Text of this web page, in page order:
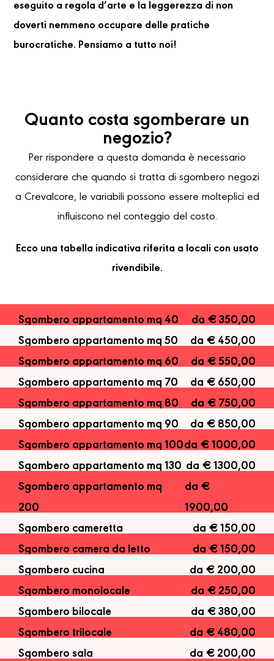
eseguito a regola d’arte e la leggerezza di non
doverti nemmeno occupare delle pratiche
burocratiche. Pensiamo a tutto noi!
Quanto costa sgomberare un
negozio?
Per rispondere a questa domanda è necessario
considerare che quando si tratta di sgombero negozi
a Crevalcore, le variabili possono essere molteplici ed
influiscono nel conteggio del costo.
Ecco una tabella indicativa riferita a locali con usato
rivendibile.
Sgombero appartamento mq 40
da € 350,00
Sgombero appartamento mq 50
da € 450,00
Sgombero appartamento mq 60
da € 550,00
Sgombero appartamento mq 70
da € 650,00
Sgombero appartamento mq 80
da € 750,00
Sgombero appartamento mq 90
da € 850,00
Sgombero appartamento mq 100da € 1000,00
Sgombero appartamento mq 130 da € 1300,00
Sgombero appartamento mq
200
da €
1900,00
Sgombero cameretta
da € 150,00
Sgombero camera da letto
da € 150,00
Sgombero cucina
da € 200,00
Sgombero monolocale
da € 250,00
Sgombero bilocale
da € 380,00
Sgombero trilocale
da € 480,00
Sgombero sala
da € 200,00